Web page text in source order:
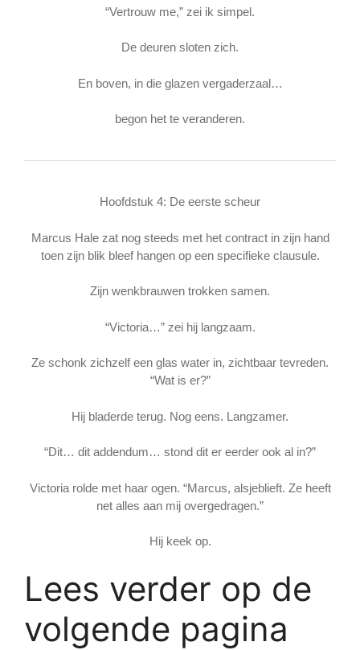
“Vertrouw me,” zei ik simpel.
De deuren sloten zich.
En boven, in die glazen vergaderzaal…
begon het te veranderen.
Hoofdstuk 4: De eerste scheur
Marcus Hale zat nog steeds met het contract in zijn hand
toen zijn blik bleef hangen op een specifieke clausule.
Zijn wenkbrauwen trokken samen.
“Victoria…” zei hij langzaam.
Ze schonk zichzelf een glas water in, zichtbaar tevreden.
“Wat is er?”
Hij bladerde terug. Nog eens. Langzamer.
“Dit… dit addendum… stond dit er eerder ook al in?”
Victoria rolde met haar ogen. “Marcus, alsjeblieft. Ze heeft
net alles aan mij overgedragen.”
Hij keek op.
Lees verder op de
volgende pagina